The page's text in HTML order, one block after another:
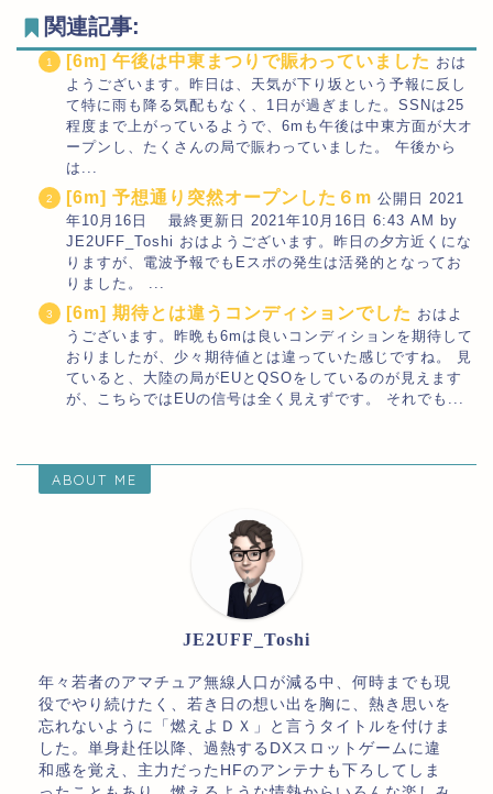
関連記事:
[6m] 午後は中東まつりで賑わっていました おは
ようございます。昨日は、天気が下り坂という予報に反し
て特に雨も降る気配もなく、1日が過ぎました。SSNは25
程度まで上がっているようで、6mも午後は中東方面が大オ
ープンし、たくさんの局で賑わっていました。 午後から
は...
[6m] 予想通り突然オープンした６m 公開日 2021
年10月16日 最終更新日 2021年10月16日 6:43 AM by
JE2UFF_Toshi おはようございます。昨日の夕方近くにな
りますが、電波予報でもEスポの発生は活発的となってお
りました。 ...
[6m] 期待とは違うコンディションでした おはよ
うございます。昨晩も6mは良いコンディションを期待して
おりましたが、少々期待値とは違っていた感じですね。 見
ていると、大陸の局がEUとQSOをしているのが見えます
が、こちらではEUの信号は全く見えずです。 それでも...
ABOUT ME
JE2UFF_Toshi
年々若者のアマチュア無線人口が減る中、何時までも現
役でやり続けたく、若き日の想い出を胸に、熱き思いを
忘れないように「燃えよＤＸ」と言うタイトルを付けま
した。単身赴任以降、過熱するDXスロットゲームに違
和感を覚え、主力だったHFのアンテナも下ろしてしま